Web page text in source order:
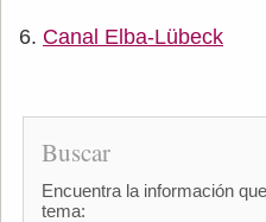
Canal Elba-Lübeck
Buscar
Encuentra la información
tema: